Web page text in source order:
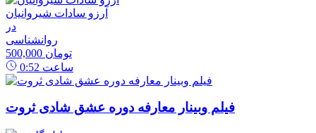
آرزو سادات شیروانیان
در
روانشناسی
500,000 تومان
0:52 ساعت
فیلم وبینار معارفه دوره عشق شادی ثروت